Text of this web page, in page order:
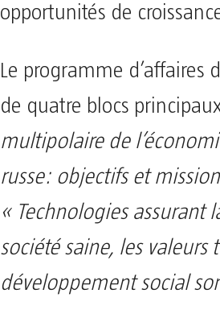
opportunités de
Le programme
de quatre blocs
multipolaire de
russe: objectifs et
« Technologies assurant
société saine, les
développement social